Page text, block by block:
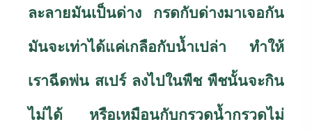
ละลายมันเป็นด่าง กรดกับด่างมาเจอกัน
มันจะเท่าได้แค่เกลือกับน้ำเปล่า ทำให้
เราฉีดพ่น สเปร์ ลงไปในพืช พืชนั้นจะกิน
ไม่ได้ หรือเหมือนกับกรวดน้ำกรวดไม่